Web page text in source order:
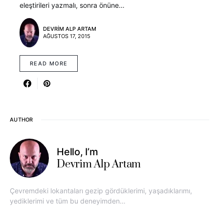
eleştirileri yazmalı, sonra önüne…
DEVRIM ALP ARTAM
AĞUSTOS 17, 2015
READ MORE
AUTHOR
Hello, I’m
Devrim Alp Artam
Çevremdeki lokantaları gezip gördüklerimi, yaşadıklarımı,
yediklerimi ve tüm bu deneyimden…